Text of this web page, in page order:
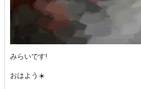
みらいです!
おはよう☀️